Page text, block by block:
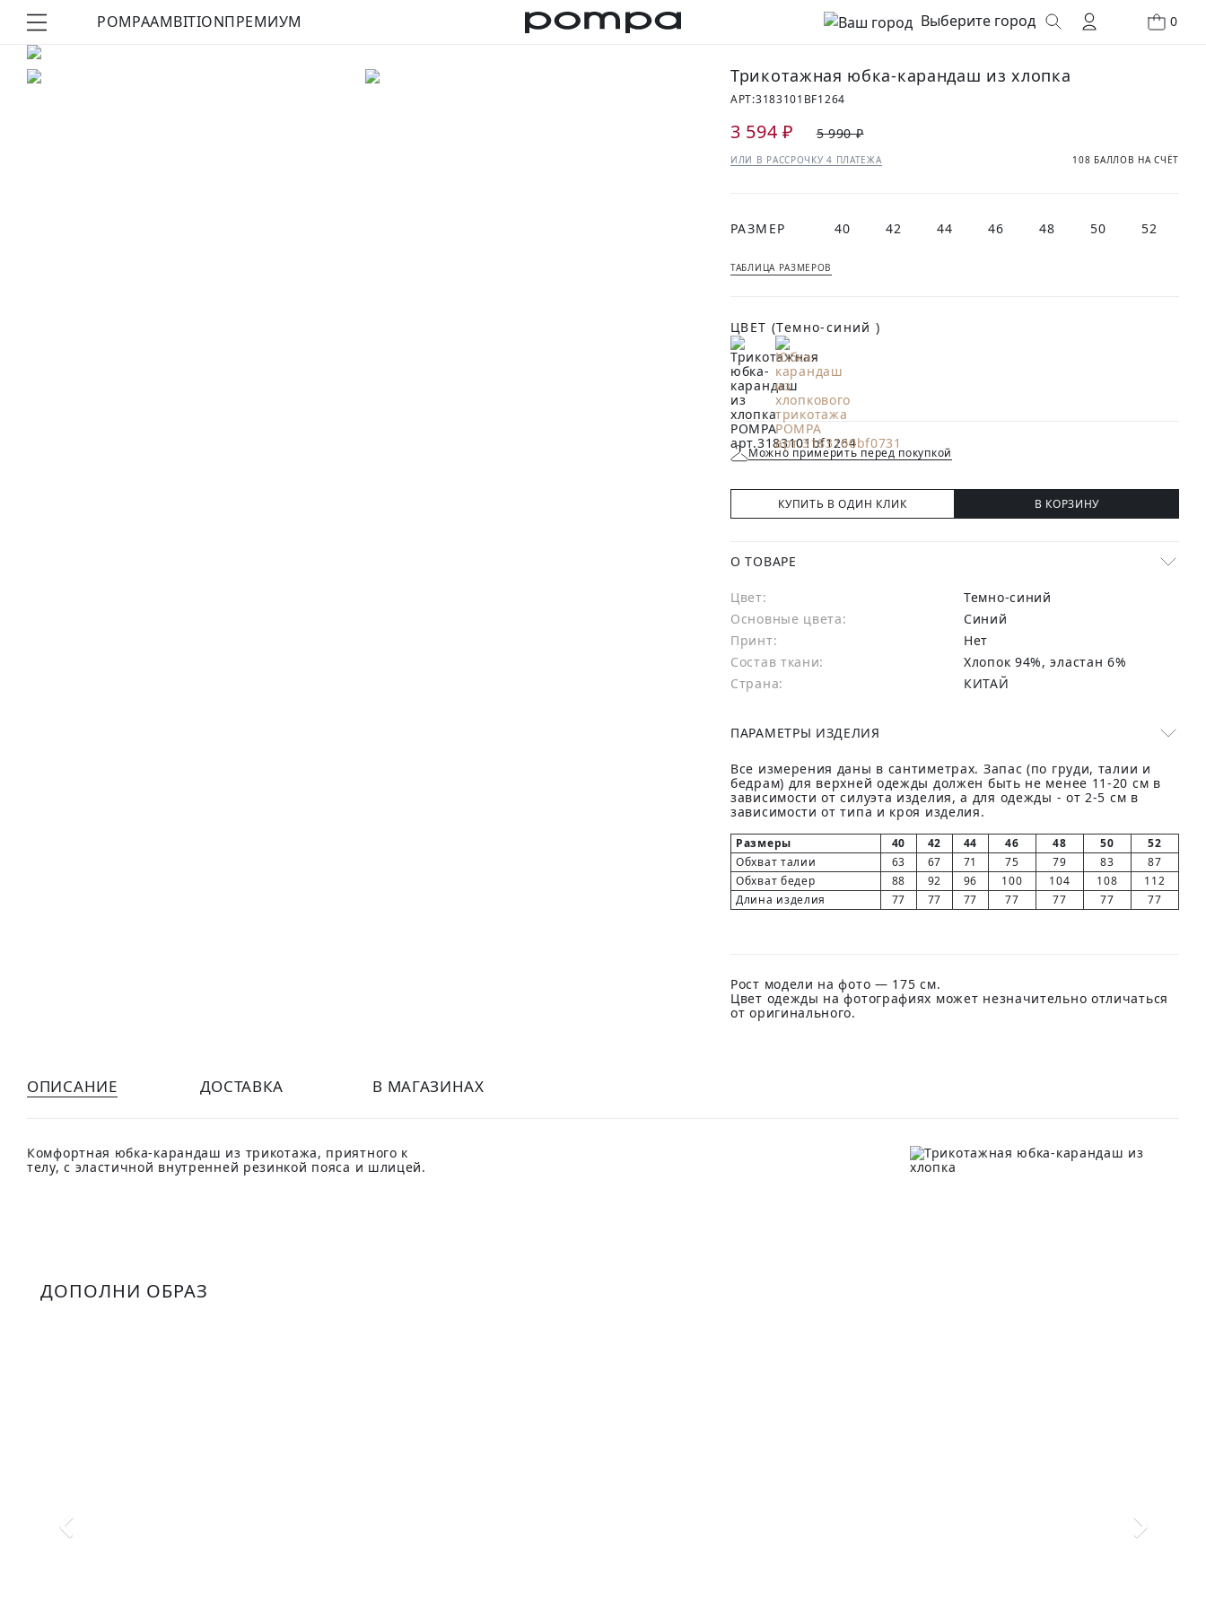
POMPAAMBITIONПРЕМИУМ Выберите город 0
КУПИТЬ ОБРАЗ
Трикотажная юбка-карандаш из хлопка
АРТ:3183101BF1264
3 594 ₽ 5 990 ₽
ИЛИ В РАССРОЧКУ 4 ПЛАТЕЖА 108 БАЛЛОВ НА СЧЁТ
РАЗМЕР 40 42 44 46 48 50 52
ТАБЛИЦА РАЗМЕРОВ
ЦВЕТ (Темно-синий )
Можно примерить перед покупкой
КУПИТЬ В ОДИН КЛИК В КОРЗИНУ
О ТОВАРЕ
Цвет:
Темно-синий
Основные цвета:
синий
Принт:
Нет
Состав ткани:
хлопок 94%, эластан 6%
Страна:
КИТАЙ
ПАРАМЕТРЫ ИЗДЕЛИЯ
Все измерения даны в сантиметрах. Запас (по груди, талии и
бедрам) для верхней одежды должен быть не менее 11-20 см в
зависимости от силуэта изделия, а для одежды - от 2-5 см в
зависимости от типа и кроя изделия.
Размеры 40 42 44 46 48 50
52
Обхват талии
63 67 71 75 79 83
87
Обхват бедер
88 92 96 100 104 108
112
Длина изделия
77 77 77 77 77 77 77
Рост модели на фото — 175 см.
Цвет одежды на фотографиях может незначительно отличаться
от оригинального.
ОПИСАНИЕ ДОСТАВКА В МАГАЗИНАХ
Комфортная юбка-карандаш из трикотажа, приятного к
телу, с эластичной внутренней резинкой пояса и шлицей.
ДОПОЛНИ ОБРАЗ